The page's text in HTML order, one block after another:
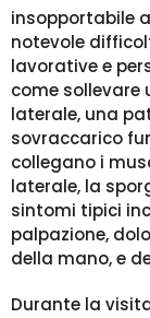
insopportabile
notevole
lavorative e
come sollevare
laterale, una
sovraccarico
collegano i
laterale, la
sintomi tipici
palpazione,
della mano, e
Durante la